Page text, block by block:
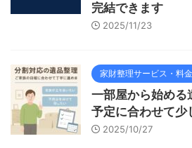
完結できます
2025/11/23
家財整理サービス・料金
一部屋から始める
予定に合わせて少
2025/10/27